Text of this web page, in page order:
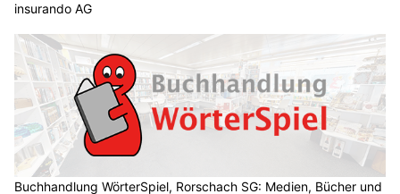
insurando AG
Buchhandlung WörterSpiel, Rorschach SG: Medien, Bücher und